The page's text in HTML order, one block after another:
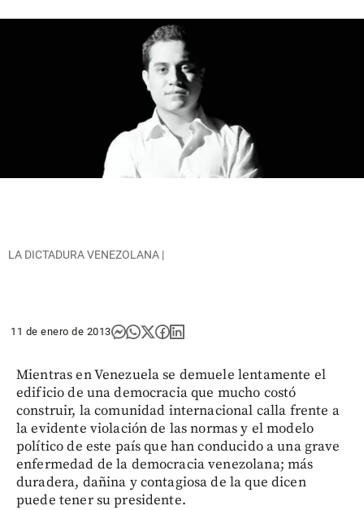
LA DICTADURA VENEZOLANA |
11 de enero de 2013
Mientras en Venezuela se demuele lentamente el
edificio de una democracia que mucho costó
construir, la comunidad internacional calla frente a
la evidente violación de las normas y el modelo
político de este país que han conducido a una grave
enfermedad de la democracia venezolana; más
duradera, dañina y contagiosa de la que dicen
puede tener su presidente.